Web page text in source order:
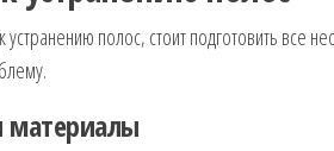
устранению полос, стоит подготовить все
материалы